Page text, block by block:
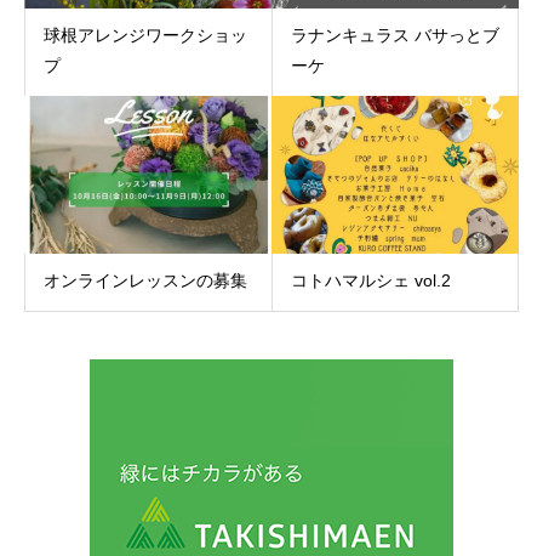
球根アレンジワークショッ
プ
ラナンキュラス バサっとブ
ーケ
オンラインレッスンの募集 コトハマルシェ vol.2